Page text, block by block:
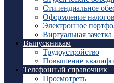
Стипендиальное
Оформление
Электронное
Виртуальная зачетка
Выпускникам
Трудоустройство
Повышение
Телефонный справочник
Просмотреть